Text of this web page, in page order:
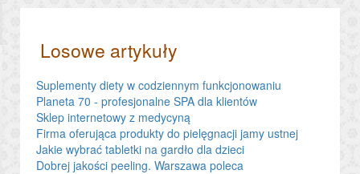
Losowe artykuły
Suplementy diety w codziennym funkcjonowaniu
Planeta 70 - profesjonalne SPA dla klientów
Sklep internetowy z medycyną
Firma oferująca produkty do pielęgnacji jamy ustnej
Jakie wybrać tabletki na gardło dla dzieci
Dobrej jakości peeling. Warszawa poleca